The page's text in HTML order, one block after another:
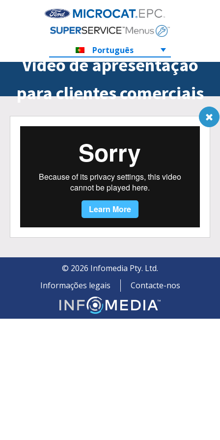
Português
Vídeo de apresentação
para clientes comerciais
© 2026 Infomedia Pty. Ltd.
Informações legais
Contacte-nos